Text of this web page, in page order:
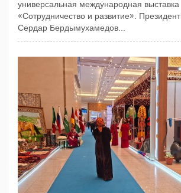
универсальная международная выставка
«Сотрудничество и развитие».
Сердар Бердымухамедов...